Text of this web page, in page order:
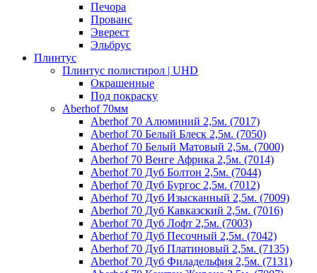
Печора
Прованс
Эверест
Эльбрус
Плинтус
Плинтус полистирол | UHD
Окрашенные
Под покраску
Aberhof 70мм
Aberhof 70 Алюминий 2,5м. (7017)
Aberhof 70 Белый Блеск 2,5м. (7050)
Aberhof 70 Белый Матовый 2,5м. (7000)
Aberhof 70 Венге Африка 2,5м. (7014)
Aberhof 70 Дуб Болтон 2,5м. (7044)
Aberhof 70 Дуб Бургос 2,5м. (7012)
Aberhof 70 Дуб Изысканный 2,5м. (7009)
Aberhof 70 Дуб Кавказский 2,5м. (7016)
Aberhof 70 Дуб Лофт 2,5м. (7003)
Aberhof 70 Дуб Песочный 2,5м. (7042)
Aberhof 70 Дуб Платиновый 2,5м. (7135)
Aberhof 70 Дуб Филадельфия 2,5м. (7131)